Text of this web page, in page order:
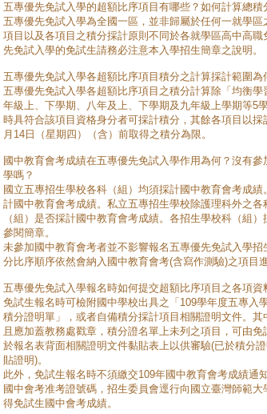
五專優先免試入學的超額比序項目有哪些？如何計算總積
五專優先免試入學為全國一區，並非歸屬於任何一就學
項目以及各項目之積分採計原則不同於各就學區高中高
先免試入學的免試生請務必注意本入學招生簡章之說明。
五專優先免試入學各超額比序項目積分之計算採計範圍為
五專優先免試入學各超額比序項目之積分計算除「均衡
年級上、下學期、八年及上、下學期及九年級上學期等5
時具符合該項目資格身分者可採計積分，其餘各項目以
月14日（星期四）（含）前取得之積分為限。
國中教育會考成績在五專優先免試入學作用為何？沒有
學嗎？
國立五專招生學校各科（組）均須採計國中教育會考成
計國中教育會考成績。私立五專招生學校除護理科外之
（組）是否採計國中教育會考成績。各招生學校科（組
參閱簡章。
未參加國中教育會考者並不影響報名五專優先免試入學
分比序順序依然會納入國中教育會考(含寫作測驗)之項目
五專優先免試入學報名時如何提交超額比序項目之各項資
免試生報名時可檢附國中學校出具之「109學年度五專入
積分證明單」，或者自備積分採計項目相關證明文件。
且應加蓋教務處戳章，積分證名單上未列之項目，可由
於報名表背面相關證明文件黏貼表上以供審驗(已於積分
貼證明)。
此外，免試生報名時不須繳交109年國中教育會考成績通
國中會考准考證號碼，招生委員會逕行向國立臺灣師範
得免試生國中會考成績。